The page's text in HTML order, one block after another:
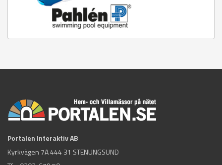
Portalen Interaktiv AB
Kyrkvägen 7A 444 31 STENUNGSUND